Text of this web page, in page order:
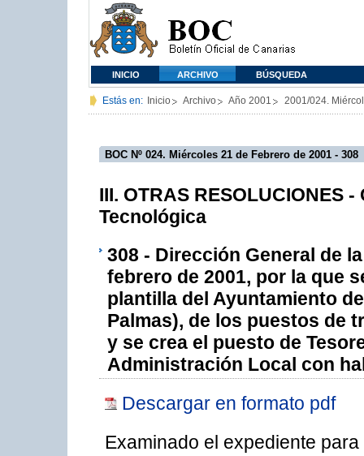
INICIO ARCHIVO BÚSQUEDA
Estás en: Inicio Archivo Año 2001 2001/024.
BOC Nº 024. Miércoles 21 de Febrero de 2001 - 308
III. OTRAS RESOLUCIONES
Tecnológica
308 - Dirección General de
febrero de 2001, por la que
plantilla del Ayuntamiento
Palmas), de los puestos de
y se crea el puesto de
Administración Local con
Descargar en formato pdf
Examinado el expediente